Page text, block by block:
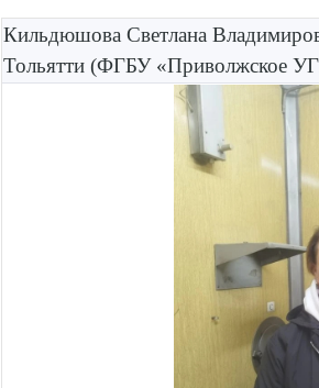
Кильдюшова Светлана
Тольятти (ФГБУ «Приволжское